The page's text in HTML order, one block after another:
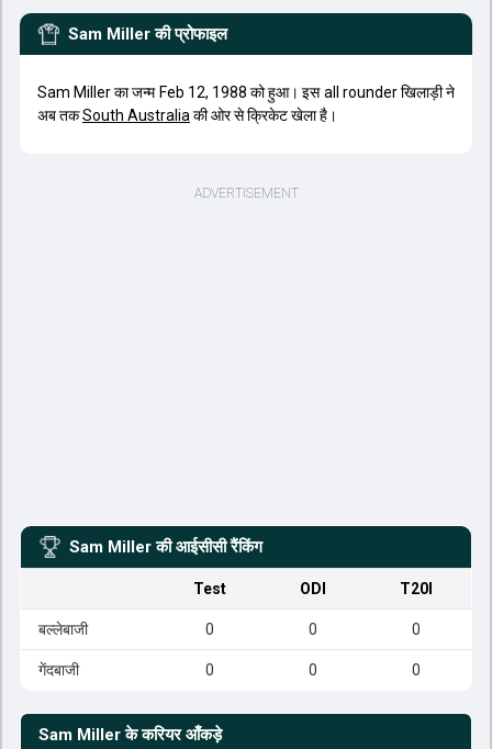
Sam Miller की प्रोफाइल
Sam Miller का जन्म Feb 12, 1988 को हुआ। इस all rounder खिलाड़ी ने
अब तकSouth Australia की ओर से क्रिकेट खेला है।
Sam Miller की आईसीसी रैंकिंग
Test ODI T20I
बल्लेबाजी 0 0 0
गेंदबाजी 0 0 0
Sam Miller के करियर आँकड़े